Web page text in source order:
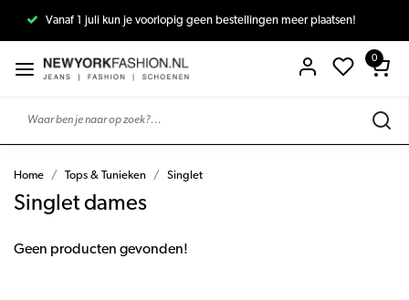
Vanaf 1 juli kun je voorlopig geen bestellingen meer plaatsen!
0
Home Tops & Tunieken Singlet
Singlet dames
Geen producten gevonden!